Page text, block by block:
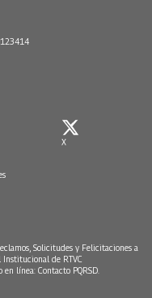
X
Solicitudes y Felicitaciones a
de RTVC
en línea: Contacto PQRSD.